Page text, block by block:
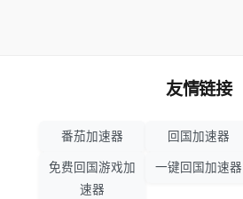
友情链接
番茄加速器 回国加速器
免费回国游戏加
速器
一键回国加速器